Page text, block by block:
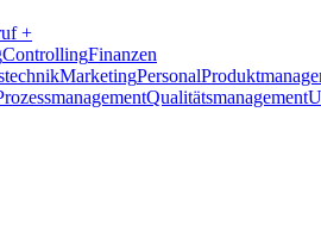
+
ControllingFinanzen
MarketingPersonal
Qualitätsmanagement